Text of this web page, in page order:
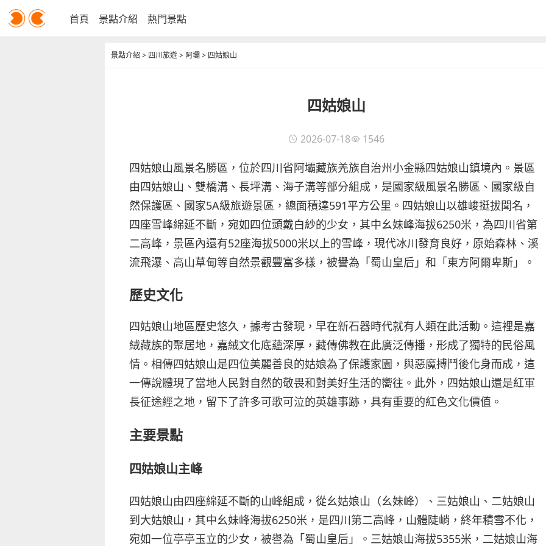
首頁 景點介紹 熱門景點
景點介紹 > 四川旅遊> 阿壩> 四姑娘山
四姑娘山
2026-07-18 1546
四姑娘山風景名勝區，位於四川省阿壩藏族羌族自治州小金縣四姑娘山鎮境內。景區
由四姑娘山、雙橋溝、長坪溝、海子溝等部分組成，是國家級風景名勝區、國家級自
然保護區、國家5A級旅遊景區，總面積達591平方公里。四姑娘山以雄峻挺拔聞名，
四座雪峰綿延不斷，宛如四位頭戴白紗的少女，其中幺妹峰海拔6250米，為四川省第
二高峰，景區內還有52座海拔5000米以上的雪峰，現代冰川發育良好，原始森林、溪
流飛瀑、高山草甸等自然景觀豐富多樣，被譽為「蜀山皇后」和「東方阿爾卑斯」。
歷史文化
四姑娘山地區歷史悠久，據考古發現，早在新石器時代就有人類在此活動。這裡是嘉
絨藏族的聚居地，嘉絨文化底蘊深厚，藏傳佛教在此廣泛傳播，形成了獨特的民俗風
情。相傳四姑娘山是四位美麗善良的姑娘為了保護家園，與惡魔搏鬥後化身而成，這
一傳說體現了當地人民對自然的敬畏和對美好生活的嚮往。此外，四姑娘山還是紅軍
長征途經之地，留下了許多可歌可泣的英雄事跡，具有重要的紅色文化價值。
主要景點
四姑娘山主峰
四姑娘山由四座綿延不斷的山峰組成，從幺姑娘山（幺妹峰）、三姑娘山、二姑娘山
到大姑娘山，其中幺妹峰海拔6250米，是四川第二高峰，山體陡峭，終年積雪不化，
宛如一位亭亭玉立的少女，被譽為「蜀山皇后」。三姑娘山海拔5355米，二姑娘山海